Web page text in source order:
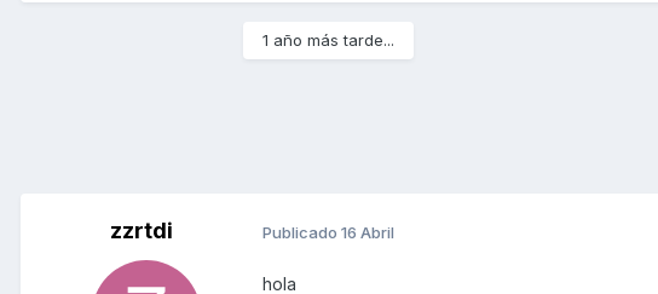
1 año más tarde...
zzrtdi Publicado 16 Abril
hola